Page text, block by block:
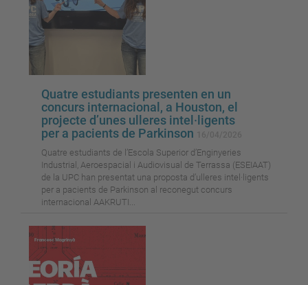
Quatre estudiants presenten en un
concurs internacional, a Houston, el
projecte d’unes ulleres intel·ligents
per a pacients de Parkinson
Quatre estudiants de l’Escola Superior d’Enginyeries
Industrial, Aeroespacial i Audiovisual de Terrassa (ESEIAAT)
de la UPC han presentat una proposta d’ulleres intel·ligents
per a pacients de Parkinson al reconegut concurs
internacional AAKRUTI...